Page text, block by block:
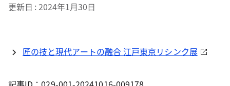
更新日 2024年1月30日
匠の技と現代アートの融合 江戸東京リシンク展